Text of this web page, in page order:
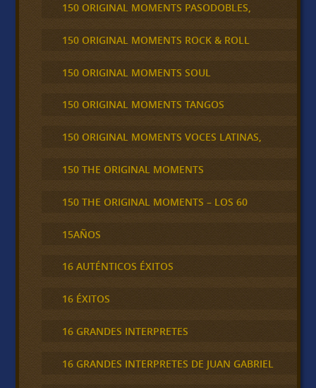
150 ORIGINAL MOMENTS PASODOBLES,
150 ORIGINAL MOMENTS ROCK & ROLL
150 ORIGINAL MOMENTS SOUL
150 ORIGINAL MOMENTS TANGOS
150 ORIGINAL MOMENTS VOCES LATINAS,
150 THE ORIGINAL MOMENTS
150 THE ORIGINAL MOMENTS – LOS 60
15AÑOS
16 AUTÉNTICOS ÉXITOS
16 ÉXITOS
16 GRANDES INTERPRETES
16 GRANDES INTERPRETES DE JUAN GABRIEL